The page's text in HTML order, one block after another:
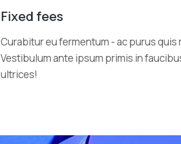
Fixed fees
Curabitur eu fermentum - ac purus quis
Vestibulum ante ipsum primis in
ultrices!